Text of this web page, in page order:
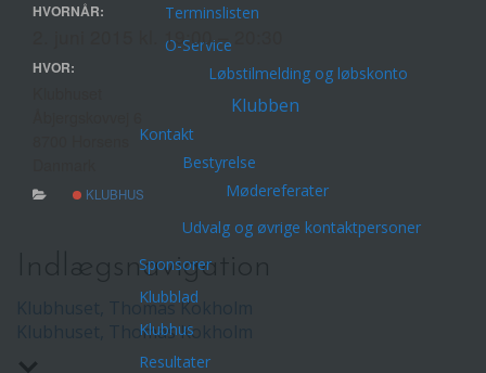
Terminslisten
O-Service
Løbstilmelding og løbskonto
Klubben
Kontakt
Bestyrelse
Mødereferater
Udvalg og øvrige kontaktpersoner
Sponsorer
Klubblad
Klubhus
Resultater
HVORNÅR:
2. juni 2015 kl. 19:00 – 20:30
HVOR:
KLUBHUS
Indlægsnavigation
Klubhuset, Thomas Kokholm
Klubhuset, Thomas Kokholm